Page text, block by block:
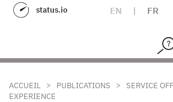
status.io EN | FR
ACCUEIL > PUBLICATIONS > SERVICE
EXPERIENCE